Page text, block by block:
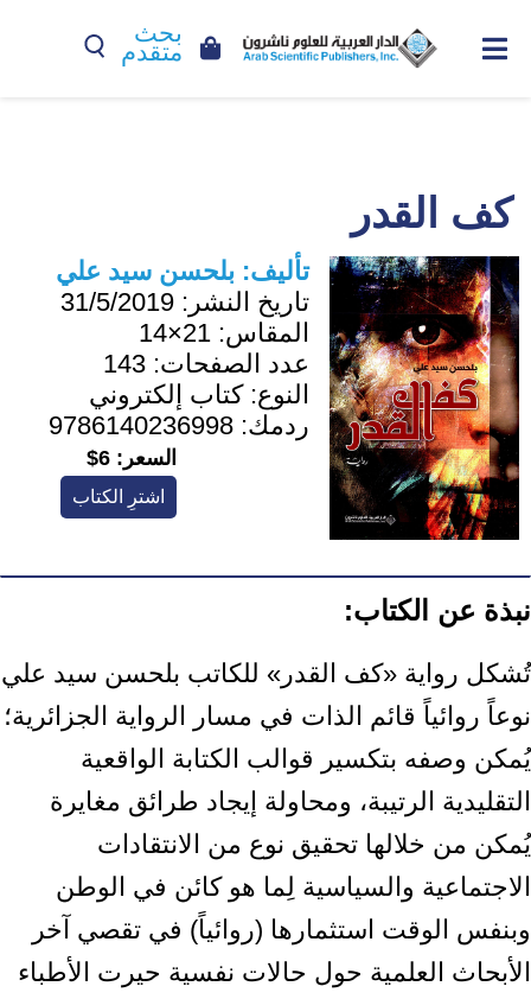
بحث
متقدم
كف القدر
تأليف: بلحسن سيد علي
تاريخ النشر: 31/5/2019
المقاس: 21×14
عدد الصفحات: 143
النوع:كتاب إلكتروني
ردمك: 9786140236998
السعر: 6$
اشترِ الكتاب
نبذة عن الكتاب:
تُشكل رواية «كف القدر» للكاتب بلحسن سيد علي
نوعاً روائياً قائم الذات في مسار ‏الرواية الجزائرية؛
يُمكن وصفه بتكسير قوالب الكتابة الواقعية
التقليدية الرتيبة، ‏ومحاولة إيجاد طرائق مغايرة
يُمكن من خلالها تحقيق نوع من الانتقادات
الاجتماعية ‏والسياسية لِما هو كائن في الوطن
وبنفس الوقت استثمارها (روائياً) في تقصي آخر
‏الأبحاث العلمية حول حالات نفسية حيرت الأطباء